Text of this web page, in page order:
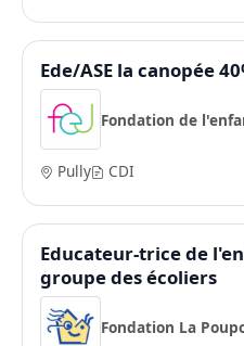
Ede/ASE la canopée
Fondation de
Pully CDI
Educateur-trice de
groupe des écoliers
Fondation La